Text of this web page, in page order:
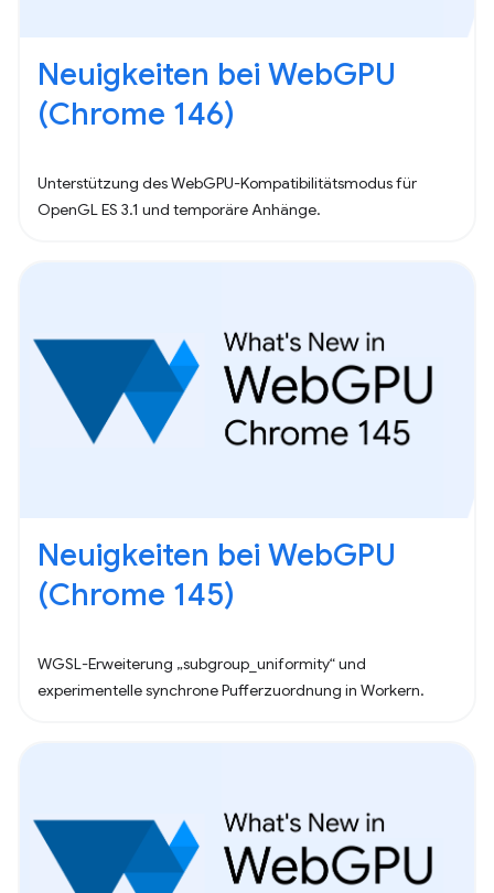
Neuigkeiten bei WebGPU
(Chrome 146)
Unterstützung des WebGPU-Kompatibilitätsmodus für
OpenGL ES 3.1 und temporäre Anhänge.
Neuigkeiten bei WebGPU
(Chrome 145)
WGSL-Erweiterung „subgroup_uniformity“ und
experimentelle synchrone Pufferzuordnung in Workern.